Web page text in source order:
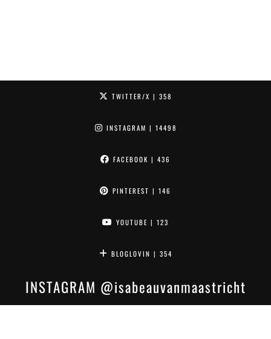
TWITTER/X | 358
INSTAGRAM | 14498
FACEBOOK | 436
PINTEREST | 146
YOUTUBE | 123
BLOGLOVIN | 354
INSTAGRAM @isabeauvanmaastricht